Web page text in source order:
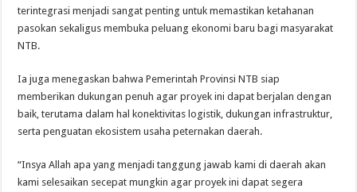
terintegrasi menjadi sangat penting untuk memastikan ketahanan
pasokan sekaligus membuka peluang ekonomi baru bagi masyarakat
NTB.
Ia juga menegaskan bahwa Pemerintah Provinsi NTB siap
memberikan dukungan penuh agar proyek ini dapat berjalan dengan
baik, terutama dalam hal konektivitas logistik, dukungan infrastruktur,
serta penguatan ekosistem usaha peternakan daerah.
“Insya Allah apa yang menjadi tanggung jawab kami di daerah akan
kami selesaikan secepat mungkin agar proyek ini dapat segera